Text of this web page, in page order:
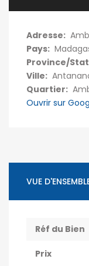
Adresse:
Pays:
Province/
Ville:
Quartier:
Ouvrir sur
VUE
Réf du Bien
Prix